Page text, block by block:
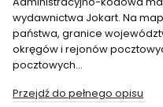
wydawnictwa Jokart. Na
państwa, granice
okręgów i rejonów
pocztowych...
Przejdź do pełnego opisu